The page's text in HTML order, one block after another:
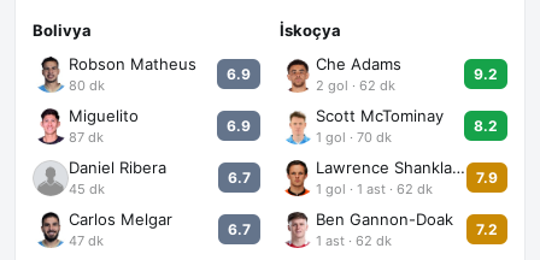
Bolivya
Robson Matheus
80 dk
6.9
Miguelito
87 dk
6.9
Daniel Ribera
45 dk
6.7
Carlos Melgar
47 dk
6.7
İskoçya
Che Adams
2 gol · 62 dk
9.2
Scott McTominay
1 gol · 70 dk
8.2
Lawrence Shankland
1 gol · 1 ast · 62 dk
7.9
Ben Gannon-Doak
1 ast · 62 dk
7.2